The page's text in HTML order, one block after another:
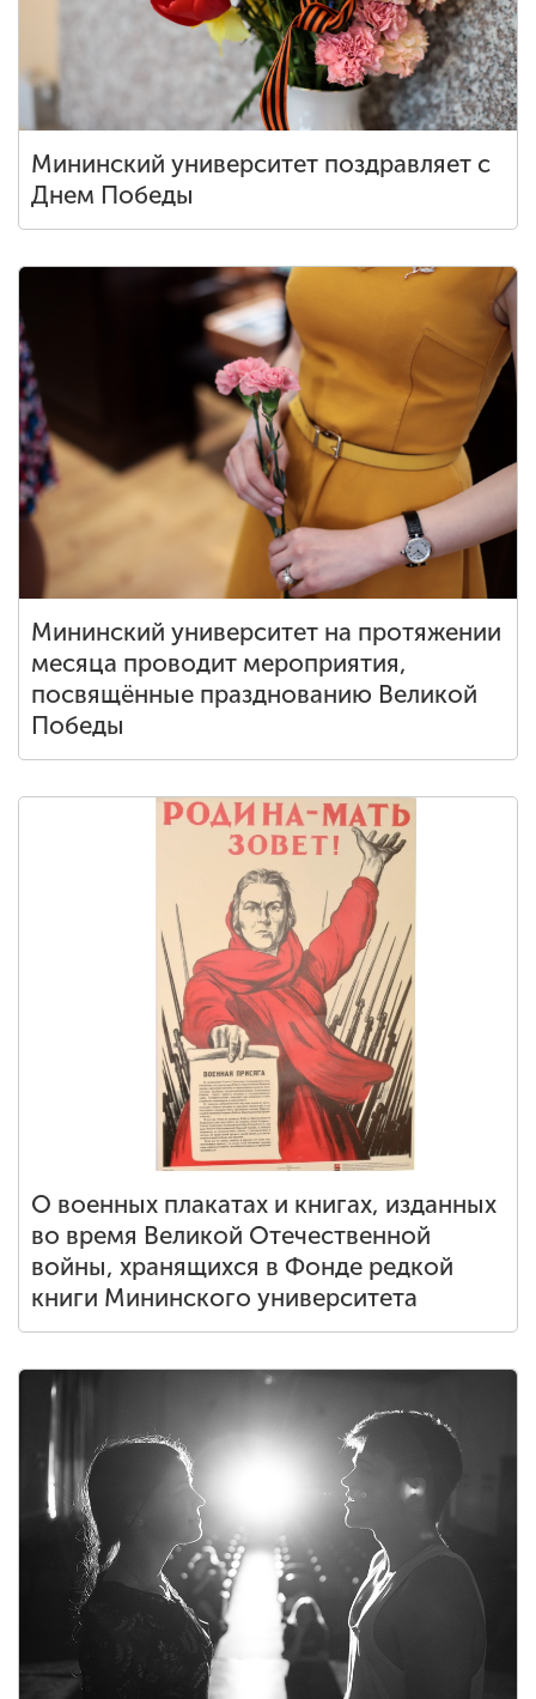
Мининский университет поздравляет с
Днем Победы
Мининский университет на протяжении
месяца проводит мероприятия,
посвящённые празднованию Великой
Победы
О военных плакатах и книгах, изданных
во время Великой Отечественной
войны, хранящихся в Фонде редкой
книги Мининского университета